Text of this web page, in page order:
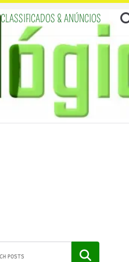
CLASSIFICADOS & ANÚNCIOS
Pesquisar